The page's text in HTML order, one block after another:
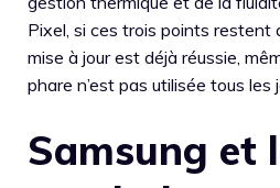
Pixel, si ces trois points restent
mise à jour est déjà réussie,
phare n’est pas utilisée tous les
Samsung et